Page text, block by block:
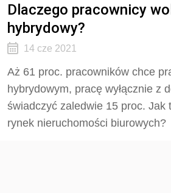
Dlaczego pracownicy
hybrydowy?
14 cze 2021
Aż 61 proc. pracowników chce
hybrydowym, pracę wyłącznie z
świadczyć zaledwie 15 proc. Jak
rynek nieruchomości biurowych?